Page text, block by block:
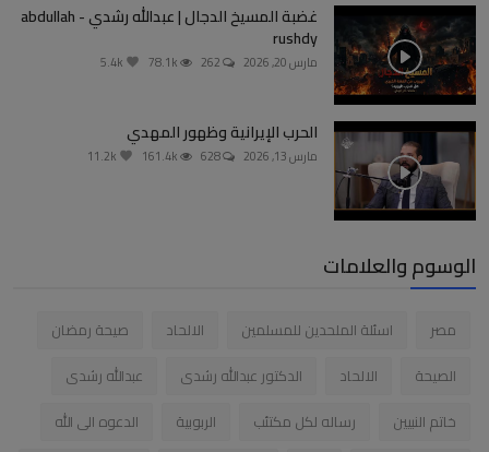
غضبة المسيخ الدجال | عبدالله رشدي - abdullah
rushdy
مارس 20, 2026
الحرب الإيرانية وظهور المهدي
مارس 13, 2026
الوسوم والعلامات
مصر اسئلة الملحدين للمسلمين الالحاد
صيحة رمضان
الصيحة
الالحاد الدكتور عبدالله رشدى
عبدالله رشدى
خاتم النبيين
رساله لكل مكتئب الربوبية
الدعوه الى الله